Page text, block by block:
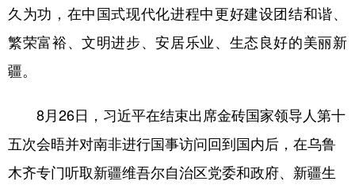
久为功，在中国式现代化进程中更好建设团结和谐、
繁荣富裕、文明进步、安居乐业、生态良好的美丽新
疆。
8月26日，习近平在结束出席金砖国家领导人第十
五次会晤并对南非进行国事访问回到国内后，在乌鲁
木齐专门听取新疆维吾尔自治区党委和政府、新疆生